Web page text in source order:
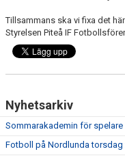
Tillsammans ska vi fixa det
Styrelsen Piteå IF
Nyhetsarkiv
Sommarakademin för
Fotboll på Nordlunda torsdag